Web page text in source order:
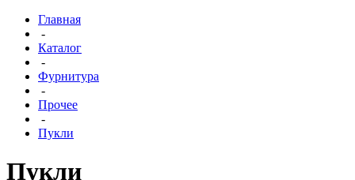
Главная
-
Каталог
-
Фурнитура
-
Прочее
-
Пукли
Пукли